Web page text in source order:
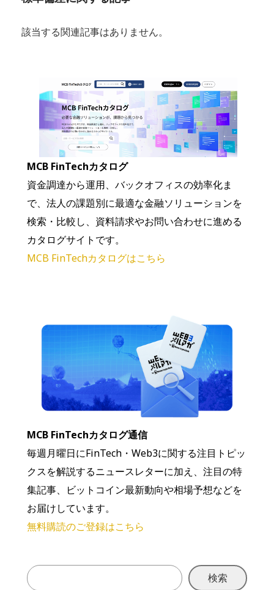
該当する関連記事はありません。
MCB FinTechカタログ
資金調達から運用、バックオフィスの効率化ま
で、法人の課題別に最適な金融ソリューションを
検索・比較し、資料請求やお問い合わせに進める
カタログサイトです。
MCB FinTechカタログはこちら
MCB FinTechカタログ通信
毎週月曜日にFinTech・Web3に関する注目トピッ
クスを解説するニュースレターに加え、注目の特
集記事、ビットコイン最新動向や相場予想などを
お届けしています。
無料購読のご登録はこちら
検索